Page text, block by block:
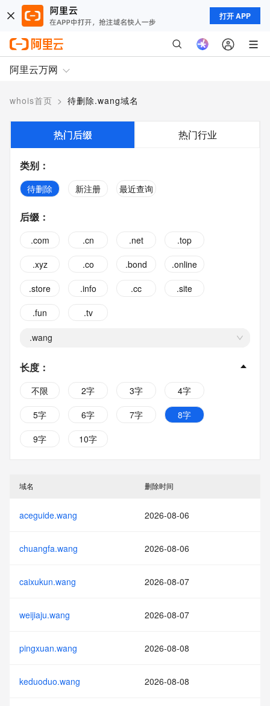
打开 APP
阿里云万网
whois首页 > 待删除.wang域名
热门后缀 热门行业
类别 ：
待删除 新注册 最近查询
后缀 ：
.com .cn .net
.top
.xyz
.co .bond
.online
.store
.info .cc
.site
.fun
.tv
.wang
长度 ：
不限 2字 3字
4字
5字
6字 7字
8字
9字
10字
域名 删除时间
aceguide.wang 2026-08-06
chuangfa.wang 2026-08-06
caixukun.wang 2026-08-07
weijiaju.wang 2026-08-07
pingxuan.wang 2026-08-08
keduoduo.wang 2026-08-08